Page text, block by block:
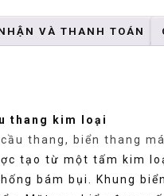
loại
VÀ THANH TOÁN
thang kim loại
thang, biển thang
tạo từ một tấm kim
bám bụi. Khung